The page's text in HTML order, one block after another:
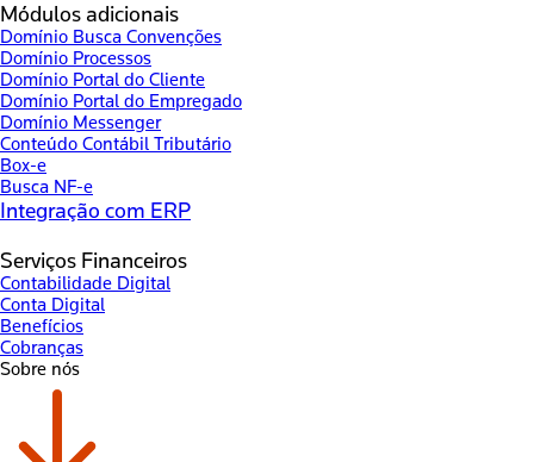
Módulos adicionais
Domínio Busca Convenções
Domínio Processos
Domínio Portal do Cliente
Domínio Portal do Empregado
Domínio Messenger
Conteúdo Contábil Tributário
Box-e
Busca NF-e
Integração com ERP
Serviços Financeiros
Contabilidade Digital
Conta Digital
Benefícios
Cobranças
Sobre nós